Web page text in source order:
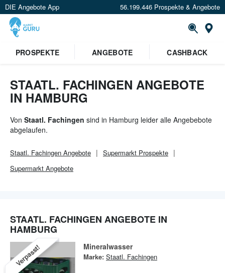
DIE Angebote App 56.199.446 Prospekte & Angebote
PROSPEKTE
ANGEBOTE CASHBACK
STAATL. FACHINGEN ANGEBOTE
IN HAMBURG
Von Staatl. Fachingen sind in Hamburg leider alle Angebebote
abgelaufen.
Staatl. Fachingen Angebote Supermarkt Prospekte
Supermarkt Angebote
STAATL. FACHINGEN ANGEBOTE IN
HAMBURG
Verpasst! Mineralwasser
Marke: Staatl. Fachingen